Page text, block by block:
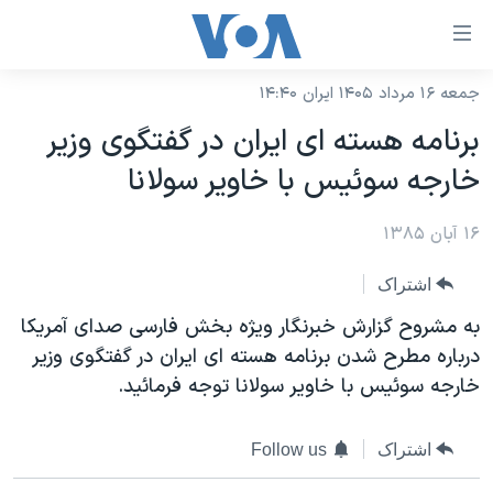
لینکهای
دسترسی
جهش
محتوای
اصلی
جهش
اصلی
جهش
نسخه سبک وب‌سایت
موضوع ها
ایران
آمریکا
جهان
ورزشی
گزیده‌ها
ویدیوها
برنامه های تلویزیونی
جدول برنامه ها
صفحه‌های ویژه
جام جهانی ۲۰۲۶
عملیات خشم حماسی
بایگانی برنامه‌های تلویزیونی
فرکانس‌های صدای آمریکا
پخش رادیویی
یادگیری زبان انگلیسی
جمعه ۱۶ مرداد ۱۴۰۵ ایران ۱۴:۴۰
برنامه هسته ای ايران در گفتگوی وزير
خارجه سوئيس با خاوير سولانا
۱۶ آبان ۱۳۸۵
اشتراک
به مشروح گزارش خبرنگار ويژه بخش فارسی صدای آمريکا
درباره مطرح شدن برنامه هسته ای ايران در گفتگوی وزير
خارجه سوئيس با خاوير سولانا توجه فرمائيد.
اشتراک Follow us